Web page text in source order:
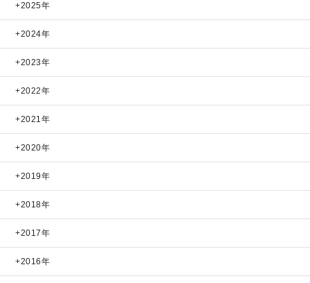
2025年
2024年
2023年
2022年
2021年
2020年
2019年
2018年
2017年
2016年